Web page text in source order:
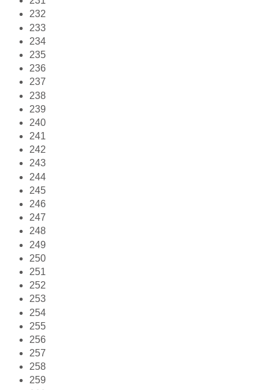
232
233
234
235
236
237
238
239
240
241
242
243
244
245
246
247
248
249
250
251
252
253
254
255
256
257
258
259